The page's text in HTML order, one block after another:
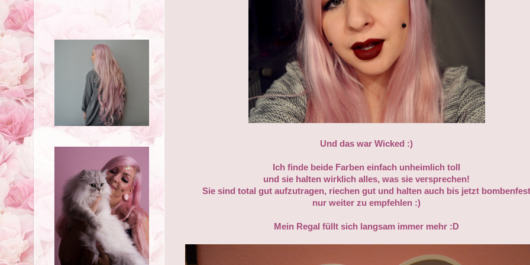
Und das war Wicked :)
Ich finde beide Farben einfach unheimlich toll
und sie halten wirklich alles, was sie versprechen!
Sie sind total gut aufzutragen, riechen gut und halten auch bis jetzt bombenfest
nur weiter zu empfehlen :)
Mein Regal füllt sich langsam immer mehr :D